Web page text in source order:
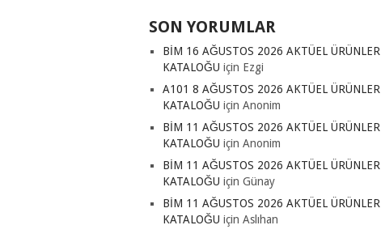
SON YORUMLAR
BİM 16 AĞUSTOS 2026 AKTÜEL ÜRÜNLER
KATALOĞU için Ezgi
A101 8 AĞUSTOS 2026 AKTÜEL ÜRÜNLER
KATALOĞU için Anonim
BİM 11 AĞUSTOS 2026 AKTÜEL ÜRÜNLER
KATALOĞU için Anonim
BİM 11 AĞUSTOS 2026 AKTÜEL ÜRÜNLER
KATALOĞU için Günay
BİM 11 AĞUSTOS 2026 AKTÜEL ÜRÜNLER
KATALOĞU için Aslıhan